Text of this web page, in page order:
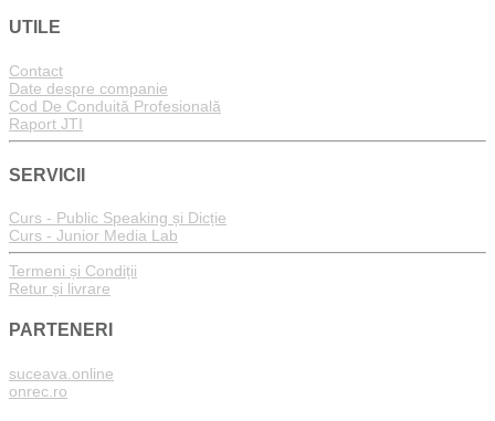
UTILE
Contact
Date despre companie
Cod De Conduită Profesională
Raport JTI
SERVICII
Curs - Public Speaking și Dicție
Curs - Junior Media Lab
Termeni și Condiții
Retur și livrare
PARTENERI
suceava.online
onrec.ro